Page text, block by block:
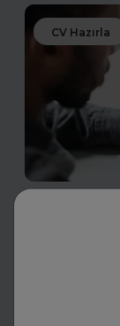
CV Hazırla
Yazım
LinkedIn, CV
Bu araçlarla